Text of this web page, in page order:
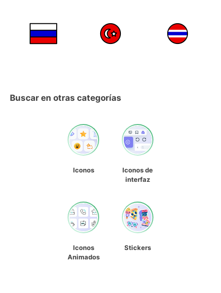
Buscar en otras categorías
Iconos
Iconos de
interfaz
Iconos
Animados
Stickers